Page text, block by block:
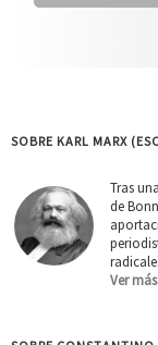
SOBRE KARL MARX
Tras
de
Ver